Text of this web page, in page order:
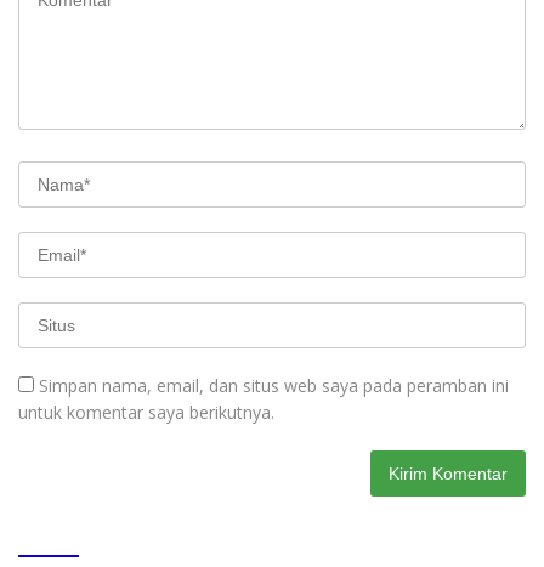
Simpan nama, email, dan situs web saya pada peramban ini
untuk komentar saya berikutnya.